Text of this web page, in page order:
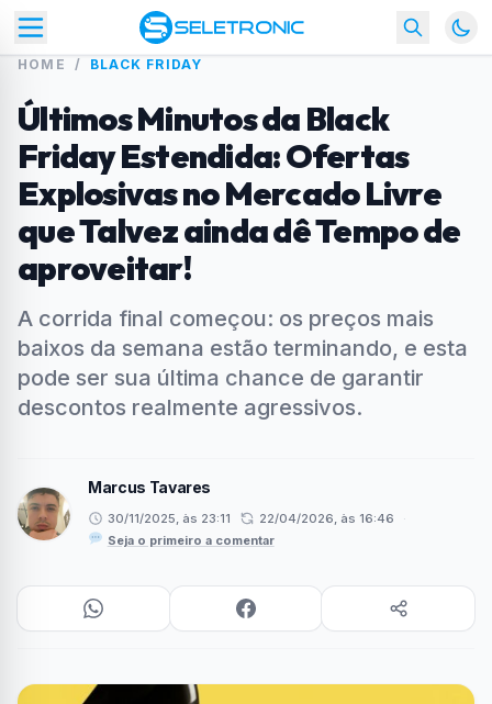
HOME / BLACK FRIDAY
Últimos Minutos da Black
Friday Estendida: Ofertas
Explosivas no Mercado Livre
que Talvez ainda dê Tempo de
aproveitar!
A corrida final começou: os preços mais
baixos da semana estão terminando, e esta
pode ser sua última chance de garantir
descontos realmente agressivos.
Marcus Tavares
30/11/2025, às 23:11 22/04/2026, às 16:46
·
Seja o primeiro a comentar